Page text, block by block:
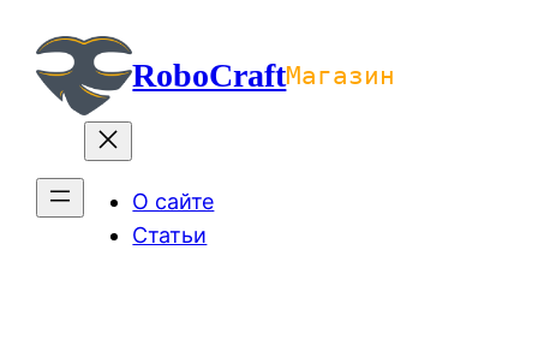
содержимомуRoboCraftМагазин
О сайте
Статьи